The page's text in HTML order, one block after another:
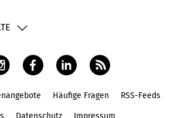
Häufige Fragen RSS-Feeds